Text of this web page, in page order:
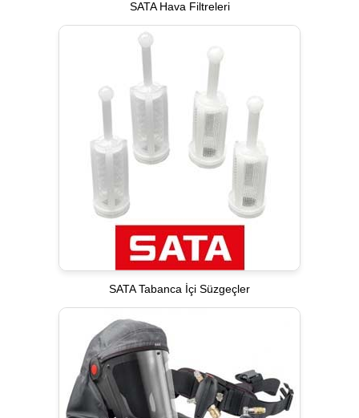
SATA Hava Filtreleri
SATA Tabanca İçi Süzgeçler